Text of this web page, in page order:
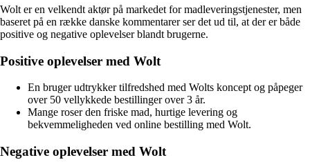
Wolt er en velkendt aktør på markedet for madleveringstjenester, men
baseret på en række danske kommentarer ser det ud til, at der er både
positive og negative oplevelser blandt brugerne.
Positive oplevelser med Wolt
En bruger udtrykker tilfredshed med Wolts koncept og påpeger
over 50 vellykkede bestillinger over 3 år.
Mange roser den friske mad, hurtige levering og
bekvemmeligheden ved online bestilling med Wolt.
Negative oplevelser med Wolt